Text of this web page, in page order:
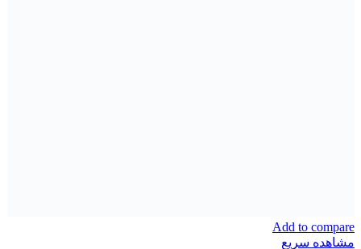
Add to compare
مشاهده سریع